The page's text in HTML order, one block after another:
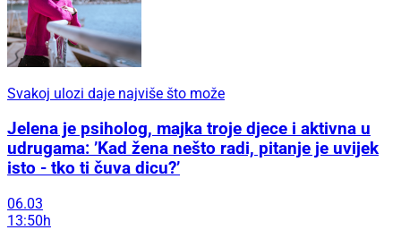
Svakoj ulozi daje najviše što može
Jelena je psiholog, majka troje djece i aktivna u
udrugama: ’Kad žena nešto radi, pitanje je uvijek
isto - tko ti čuva dicu?’
06.03
13:50h